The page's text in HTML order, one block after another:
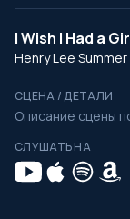
I Wish I Had a
Henry Lee Summer
СЦЕНА / ДЕТАЛИ
Описание сцены
СЛУШАТЬ НА